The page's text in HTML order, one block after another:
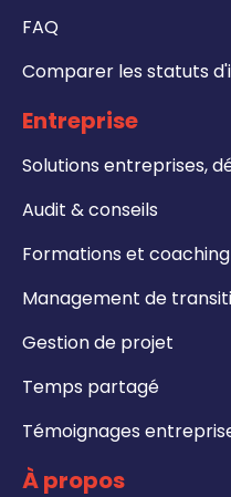
FAQ
Comparer les statuts
Entreprise
Solutions entreprises,
Audit & conseils
Formations et coaching
Management de
Gestion de projet
Temps partagé
Témoignages
À propos